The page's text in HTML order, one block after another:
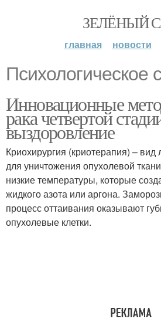
ЗЕЛЁНЫЙ
главная новости
Психологическое
Инновационные
рака четвертой
выздоровление
Криохирургия (криотерапия) – вид
для уничтожения опухолевой
низкие температуры, которые
жидкого азота или аргона.
процесс оттаивания оказывают
опухолевые клетки.